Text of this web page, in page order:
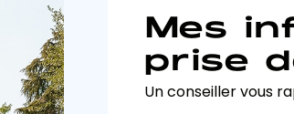
Mes
prise
Un conseiller vous